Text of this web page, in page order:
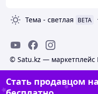
Тема - светлая BETA
© Satu.kz — маркетплейс
Стать продавцом